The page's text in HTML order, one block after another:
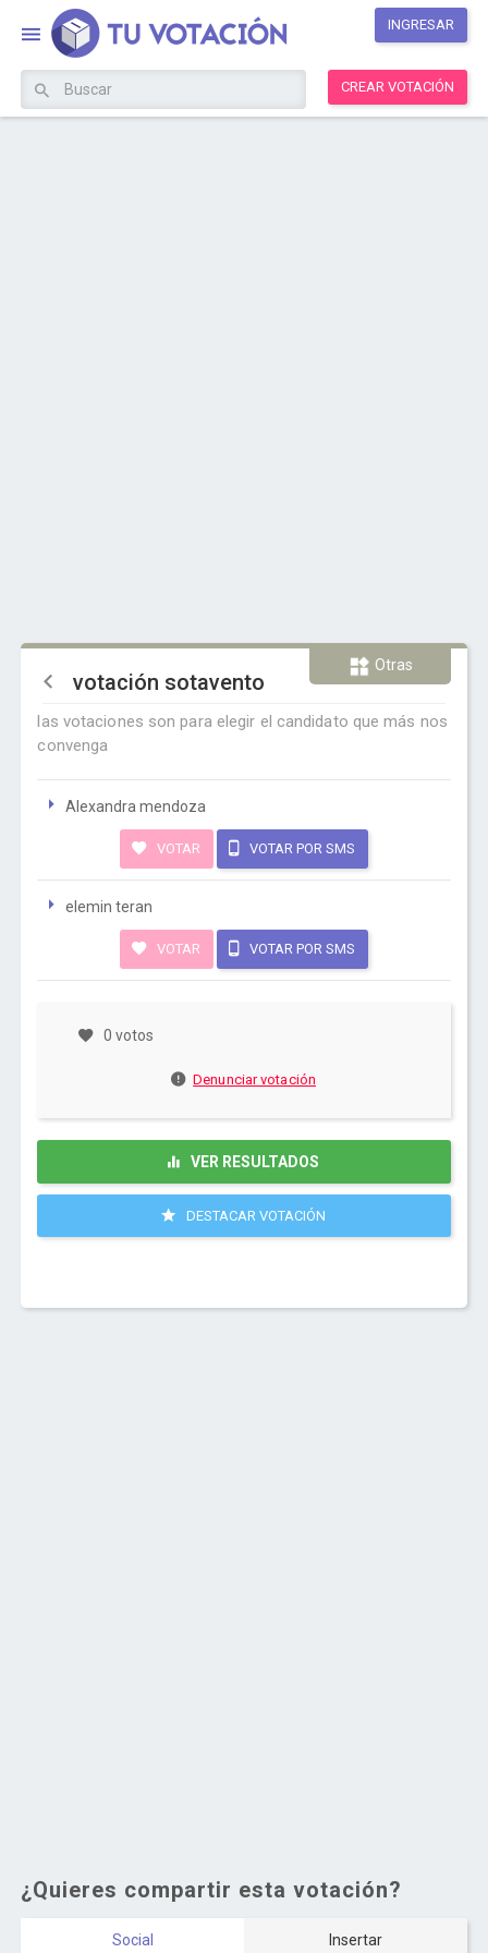
INGRESAR
CREAR VOTACIÓN
Otras
votación sotavento
las votaciones son para elegir el candidato que más nos
convenga
Alexandra mendoza
VOTAR VOTAR POR SMS
elemin teran
VOTAR VOTAR POR SMS
0 votos
Denunciar votación
VER RESULTADOS
DESTACAR VOTACIÓN
¿Quieres compartir esta votación?
Social Insertar